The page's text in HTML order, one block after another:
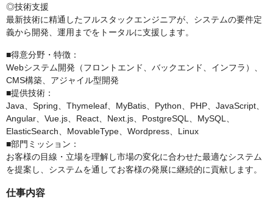
◎技術支援
最新技術に精通したフルスタックエンジニアが、システムの要件定
義から開発、運用までをトータルに支援します。
■得意分野・特徴：
Webシステム開発（フロントエンド、バックエンド、インフラ）、
CMS構築、アジャイル型開発
■提供技術：
Java、Spring、Thymeleaf、MyBatis、Python、PHP、JavaScript、
Angular、Vue.js、React、Next.js、PostgreSQL、MySQL、
ElasticSearch、MovableType、Wordpress、Linux
■部門ミッション：
お客様の目線・立場を理解し市場の変化に合わせた最適なシステム
を提案し、システムを通してお客様の発展に継続的に貢献します。
仕事内容